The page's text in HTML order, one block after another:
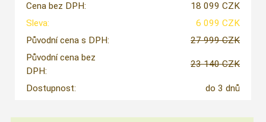
Cena bez DPH:
18 099 CZK
Sleva:
6 099 CZK
Původní cena s DPH:
27 999 CZK
Původní cena bez
DPH:
23 140 CZK
Dostupnost: do 3 dnů